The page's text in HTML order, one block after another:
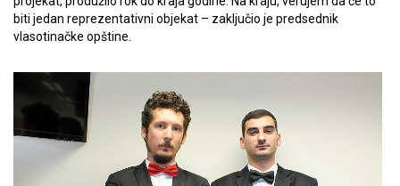
biti jedan reprezentativni objekat – zaključio je predsednik
vlasotinačke opštine.